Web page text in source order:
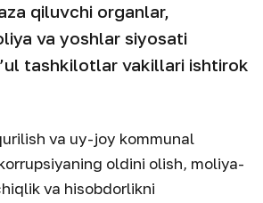
qiluvchi organlar,
va yoshlar siyosati
tashkilotlar vakillari ishtirok
va uy-joy kommunal
oldini olish, moliya-
va hisobdorlikni